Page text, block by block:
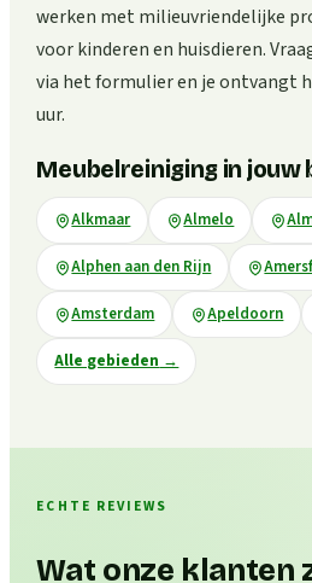
werken met milieuvriendelijke
voor kinderen en huisdieren.
via het formulier en je ontvangt
uur.
Meubelreiniging in jouw
Alkmaar Almelo
Alphen aan den Rijn
Amsterdam Apeldoorn
Alle gebieden →
ECHTE REVIEWS
Wat onze klanten